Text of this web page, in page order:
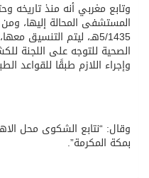
5/1435هـ، ليتم التنسيق
الصحية للتوجه على اللجنة
وإجراء اللازم طبقًا للقواعد
وقال: “نتابع الشكوى محل
بمكة المكرمة”.